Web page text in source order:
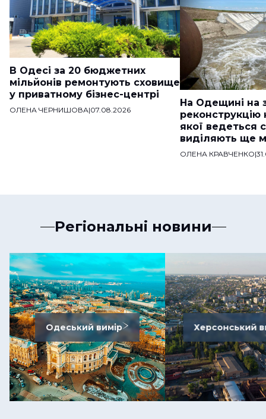
В Одесі за 20 бюджетних
мільйонів ремонтують сховище
у приватному бізнес-центрі
ОЛЕНА ЧЕРНИШОВА|07.08.2026
На Одещині на
якої ведеться
виділяють ще
мільйонів
ОЛЕНА КРАВЧЕНКО|
Регіональні новини
Одеський вимір Херсонський